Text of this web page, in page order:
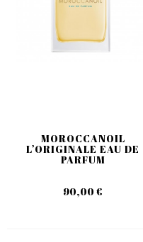
MOROCCANOIL
L’ORIGINALE EAU DE
PARFUM
90,00 €